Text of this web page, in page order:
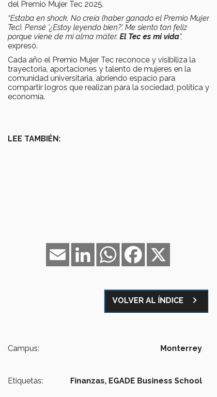
del Premio Mujer Tec 2025.
“Estaba en shock. No creía (haber ganado el Premio Mujer
Tec). Pensé '¿Estoy leyendo bien?’. Me siento tan feliz
porque viene de mi alma máter. El Tec es mi vida”,
expresó.
Cada año el Premio Mujer Tec reconoce y visibiliza la
trayectoria, aportaciones y talento de mujeres en la
comunidad universitaria, abriendo espacio para
compartir logros que realizan para la sociedad, política y
economía.
LEE TAMBIÉN:
Facebook
WhatsApp
LinkedIn
Email
VOLVER AL ÍNDICE navigate_next
Campus: Monterrey
Etiquetas: Finanzas, EGADE Business School